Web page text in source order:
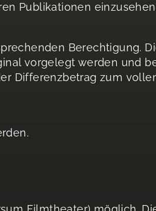
Publikationen
Berechtigung.
vorgelegt werden und
Differenzbetrag zum